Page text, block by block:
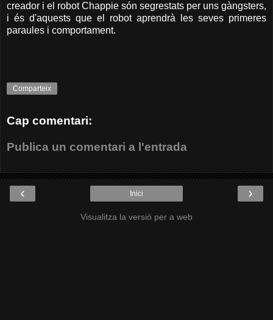
creador i el robot Chappie són segrestats per uns gàngsters,
i és d'aquests que el robot aprendrà les seves primeres
paraules i comportament.
Comparteix
Cap comentari:
Publica un comentari a l'entrada
‹ ›
Inici
Visualitza la versió per a web